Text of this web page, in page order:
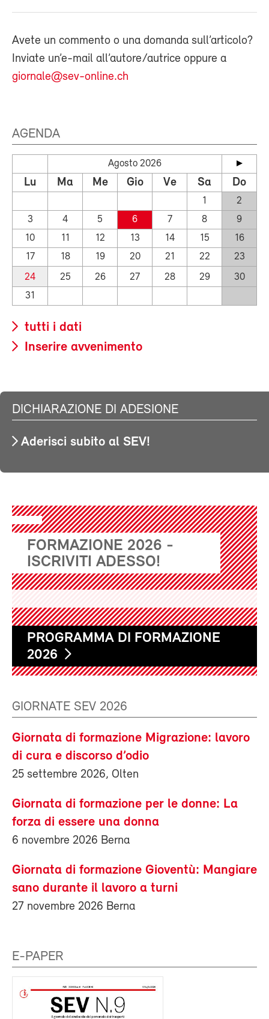
Avete un commento o una domanda sull’articolo?
Inviate un’e-mail all’autore/autrice oppure a
giornale@sev-online.ch
AGENDA
Agosto 2026
Lu Ma Me Gio Ve Sa Do
1
2
3
4 5 6 7 8
9
10
11 12 13 14 15
16
17
18 19 20 21 22
23
24
25 26 27 28 29
30
31
tutti i dati
Inserire avvenimento
DICHIARAZIONE DI ADESIONE
Aderisci subito al SEV!
FORMAZIONE 2026 -
ISCRIVITI ADESSO!
PROGRAMMA DI FORMAZIONE
2026
GIORNATE SEV 2026
Giornata di formazione Migrazione: lavoro
di cura e discorso d’odio
25 settembre 2026, Olten
Giornata di formazione per le donne: La
forza di essere una donna
6 novembre 2026 Berna
Giornata di formazione Gioventù: Mangiare
sano durante il lavoro a turni
27 novembre 2026 Berna
E-PAPER